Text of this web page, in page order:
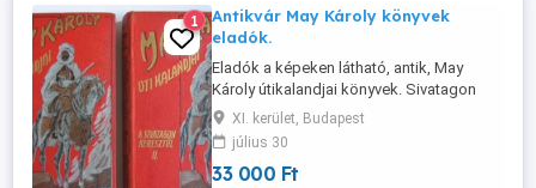
1
Antikvár May Károly könyvek
eladók.
Eladók a képeken látható, antik, May
Károly útikalandjai könyvek. Sivatagon
keresztül kasul 1.-2. kötet (1906) 20000 Ft,
Az olajkirály(1912) 7000 Ft, Bagdadtól
Sztambulig(1934) 6000Ft. Személyes
átvétellel a 11. kerületben. Telefon .
XI. kerület, Budapest
július 30
33 000 Ft